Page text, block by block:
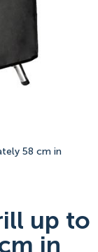
58 cm in
up to
in